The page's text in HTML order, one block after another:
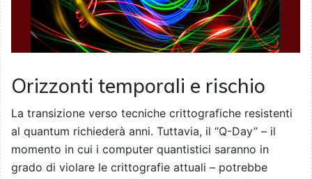
Orizzonti temporali e rischio
La transizione verso tecniche crittografiche resistenti
al quantum richiederà anni. Tuttavia, il “Q-Day” – il
momento in cui i computer quantistici saranno in
grado di violare le crittografie attuali – potrebbe